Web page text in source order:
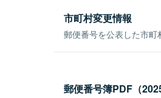
市町村変更情報
郵便番号を公表した市町
郵便番号簿PDF（